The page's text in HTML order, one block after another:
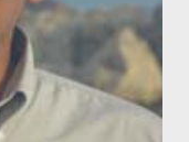
அபச்சாரமில்லை.
சமகால
மனுஷ்யபுத்திரனின்
போகிறோம்.